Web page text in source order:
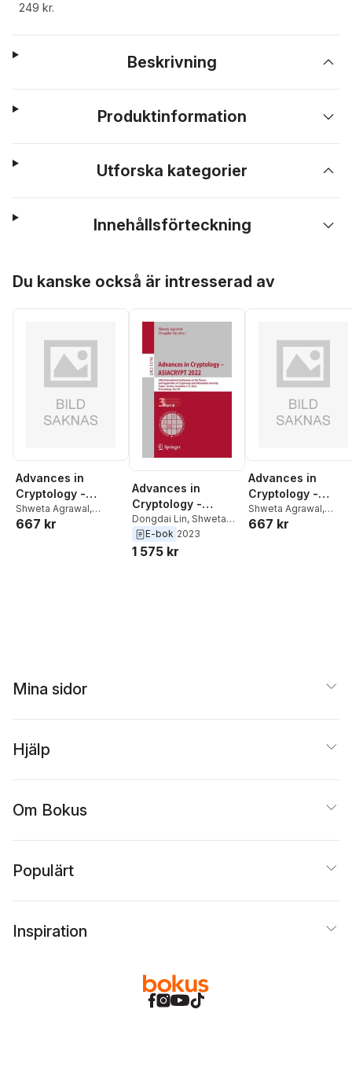
249 kr.
Beskrivning
Produktinformation
Utforska kategorier
Innehållsförteckning
Du kanske också är intresserad av
Advances in
Cryptology -
ASIACRYPT 2022 :
28th International
Shweta Agrawal,
Dongdai Lin
667 kr
Advances in
Cryptology -
ASIACRYPT 2022
Dongdai Lin, Shweta
Agrawal
E-bok 2023
1 575 kr
Advances in
Cryptology -
ASIACRYPT 2022 :
28th International
Shweta Agrawal,
Dongdai Lin
667 kr
Mina sidor
Hjälp
Om Bokus
Populärt
Inspiration